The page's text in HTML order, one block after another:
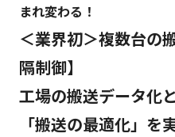
まれ変わる！
＜業界初＞複数台の
隔制御】
工場の搬送データ化
「搬送の最適化」を